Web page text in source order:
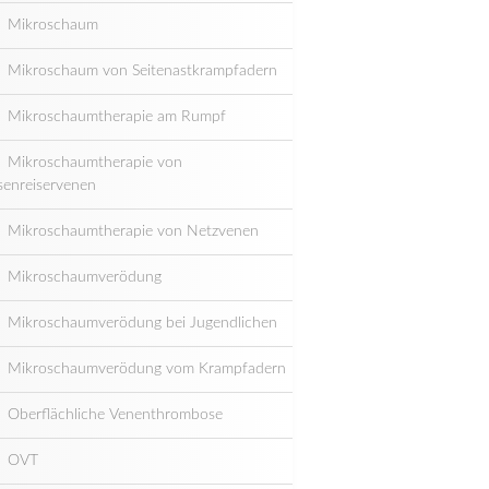
Mikroschaum
Mikroschaum von Seitenastkrampfadern
Mikroschaumtherapie am Rumpf
Mikroschaumtherapie von
Mikroschaumtherapie von Netzvenen
Mikroschaumverödung
Mikroschaumverödung bei Jugendlichen
Mikroschaumverödung vom Krampfadern
Oberflächliche Venenthrombose
OVT